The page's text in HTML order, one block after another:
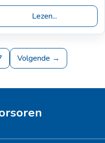
Lezen...
Volgende →